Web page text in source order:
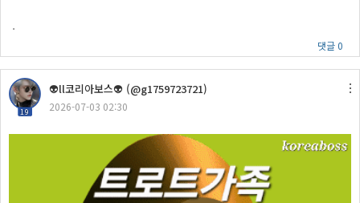
ㆍ
댓글 0
19
👽ll코리아보스👽 (@g1759723721)
2026-07-03 02:30